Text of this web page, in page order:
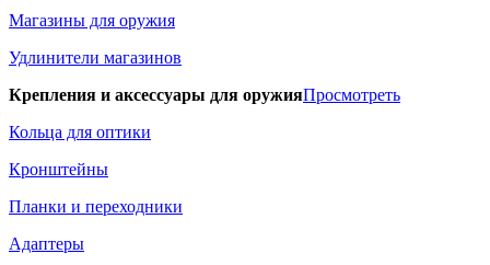
Магазины для оружия
Удлинители магазинов
Крепления и аксессуары для оружияПросмотреть
Кольца для оптики
Кронштейны
Планки и переходники
Адаптеры